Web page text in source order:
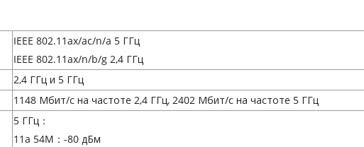
IEEE 802.11ax/ac/n/a 5 ГГц
IEEE 802.11ax/n/b/g 2,4 ГГц
2,4 ГГц и 5 ГГц
1148 Мбит/с на частоте 2,4 ГГц, 2402 Мбит/с на частоте 5 ГГц
5 ГГц：
11a 54M：-80 дБм